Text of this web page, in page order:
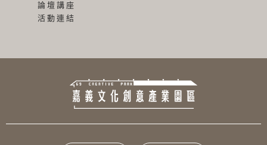
論壇講座
活動連結